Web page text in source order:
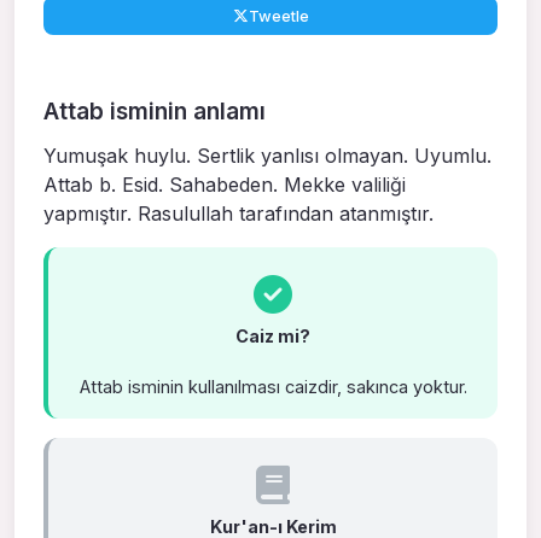
Tweetle
Attab isminin anlamı
Yumuşak huylu. Sertlik yanlısı olmayan. Uyumlu.
Attab b. Esid. Sahabeden. Mekke valili­ği
yapmıştır. Rasulullah tarafından atanmıştır.
Caiz mi?
Attab isminin kullanılması caizdir, sakınca yoktur.
Kur'an-ı Kerim